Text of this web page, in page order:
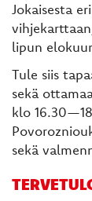
Jokaisesta
lipun
Tule siis
sekä
klo
sekä